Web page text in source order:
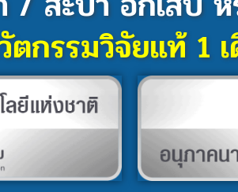
ตกรรมวิจัยแท้ 1